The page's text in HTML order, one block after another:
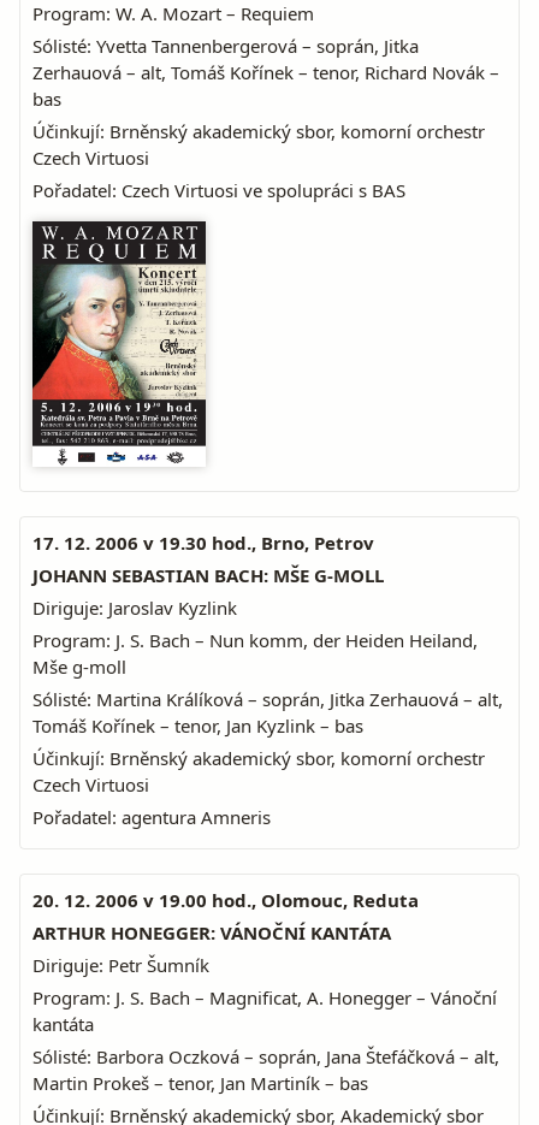
Program: W. A. Mozart – Requiem
Sólisté: Yvetta Tannenbergerová – soprán, Jitka
Zerhauová – alt, Tomáš Kořínek – tenor, Richard Novák –
bas
Účinkují: Brněnský akademický sbor, komorní orchestr
Czech Virtuosi
Pořadatel: Czech Virtuosi ve spolupráci s BAS
17. 12. 2006 v 19.30 hod., Brno, Petrov
JOHANN SEBASTIAN BACH: MŠE G-MOLL
Diriguje: Jaroslav Kyzlink
Program: J. S. Bach – Nun komm, der Heiden Heiland,
Mše g-moll
Sólisté: Martina Králíková – soprán, Jitka Zerhauová – alt,
Tomáš Kořínek – tenor, Jan Kyzlink – bas
Účinkují: Brněnský akademický sbor, komorní orchestr
Czech Virtuosi
Pořadatel: agentura Amneris
20. 12. 2006 v 19.00 hod., Olomouc, Reduta
ARTHUR HONEGGER: VÁNOČNÍ KANTÁTA
Diriguje: Petr Šumník
Program: J. S. Bach – Magnificat, A. Honegger – Vánoční
kantáta
Sólisté: Barbora Oczková – soprán, Jana Štefáčková – alt,
Martin Prokeš – tenor, Jan Martiník – bas
Účinkují: Brněnský akademický sbor, Akademický sbor